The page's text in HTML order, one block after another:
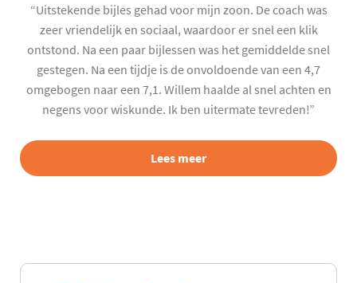
“Uitstekende bijles gehad voor mijn zoon. De coach was
zeer vriendelijk en sociaal, waardoor er snel een klik
ontstond. Na een paar bijlessen was het gemiddelde snel
gestegen. Na een tijdje is de onvoldoende van een 4,7
omgebogen naar een 7,1. Willem haalde al snel achten en
negens voor wiskunde. Ik ben uitermate tevreden!”
Lees meer